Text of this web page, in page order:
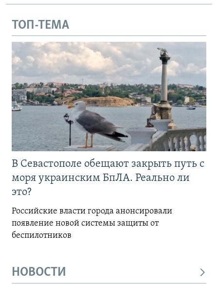
ТОП-ТЕМА
В Севастополе обещают закрыть путь с
моря украинским БпЛА. Реально ли
это?
Российские власти города анонсировали
появление новой системы защиты от
беспилотников
НОВОСТИ